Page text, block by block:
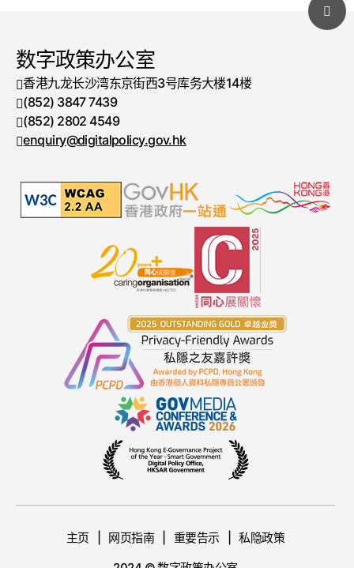
数字政策办公室
香港九龙长沙湾东京街西3号库务大楼14楼
电话号码
(852) 3847 7439
传真号码
(852) 2802 4549
enquiry@digitalpolicy.gov.hk
主页 网页指南 重要告示
私隐政策